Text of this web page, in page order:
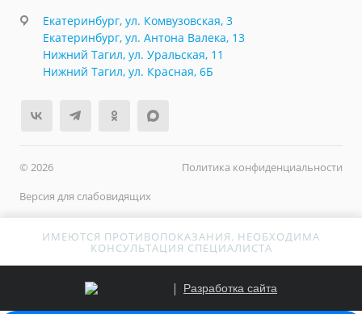
Екатеринбург, ул. Комвузовская, 3
Екатеринбург, ул. Антона Валека, 13
Нижний Тагил, ул. Уральская, 11
Нижний Тагил, ул. Красная, 6Б
© 2026
Политика конфиденциальности
Версия для слабовидящих
ИМЕЮТСЯ ПРОТИВОПОКАЗАНИЯ. НЕОБХОДИМА
КОНСУЛЬТАЦИЯ СПЕЦИАЛИСТА
Разработка сайта